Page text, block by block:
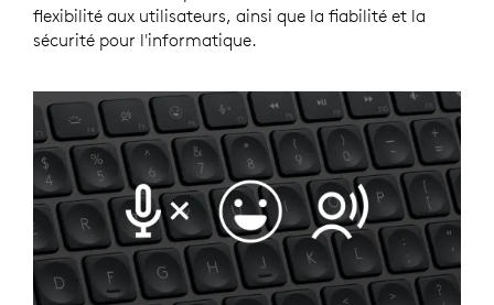
flexibilité aux utilisateurs, ainsi que la fiabilité et la
sécurité pour l'informatique.